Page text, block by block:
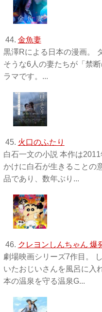
44. 金魚妻
黒澤Rによる日本の漫画。
そうな6人の妻たちが「禁
ラマです。...
45. 火口のふたり
白石一文の小説 本作は
かけに白石が生きることの
品であり、数年ぶり...
46. クレヨンしんちゃん 爆
劇場映画シリーズ7作目。
いたおじいさんを風呂に入
本の温泉を守る温泉G...